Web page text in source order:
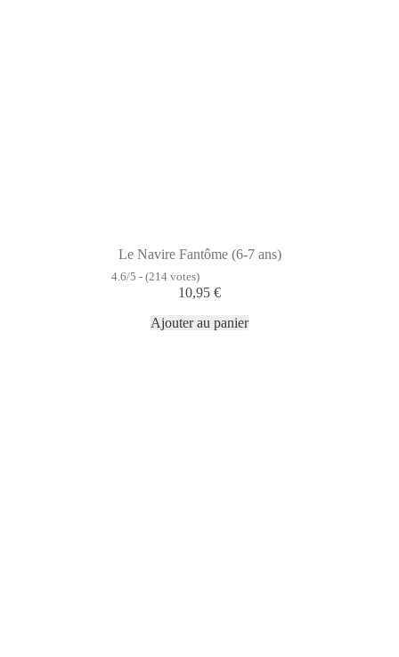
Le Navire Fantôme (6-7 ans)
4.6/5 - (214 votes)
10,95 €
Ajouter au panier